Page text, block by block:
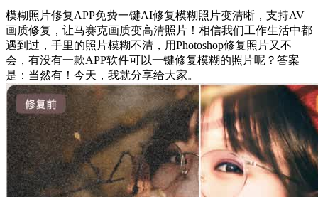
模糊照片修复APP免费一键AI修复模糊照片变清晰，支持AV
画质修复，让马赛克画质变高清照片！相信我们工作生活中都
遇到过，手里的照片模糊不清，用Photoshop修复照片又不
会，有没有一款APP软件可以一键修复模糊的照片呢？答案
是：当然有！今天，我就分享给大家。